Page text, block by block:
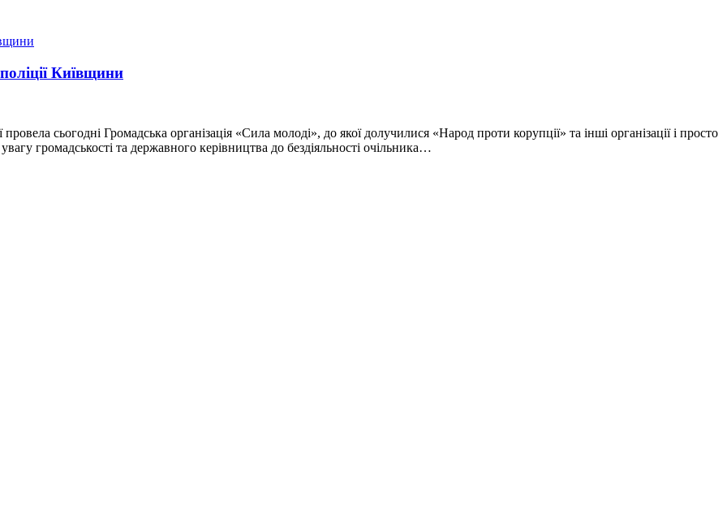
Київщини
сьогодні Громадська організація «Сила молоді», до якої долучилися «Народ проти корупції» та інші організації і просто
громадськості та державного керівництва до бездіяльності очільника…